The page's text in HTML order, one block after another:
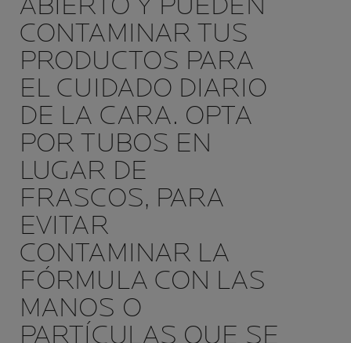
CONTAMINAR TUS
PRODUCTOS PARA
EL CUIDADO DIARIO
DE LA CARA. OPTA
POR TUBOS EN
LUGAR DE
FRASCOS, PARA
EVITAR
CONTAMINAR LA
FÓRMULA CON LAS
MANOS O
PARTÍCULAS QUE SE